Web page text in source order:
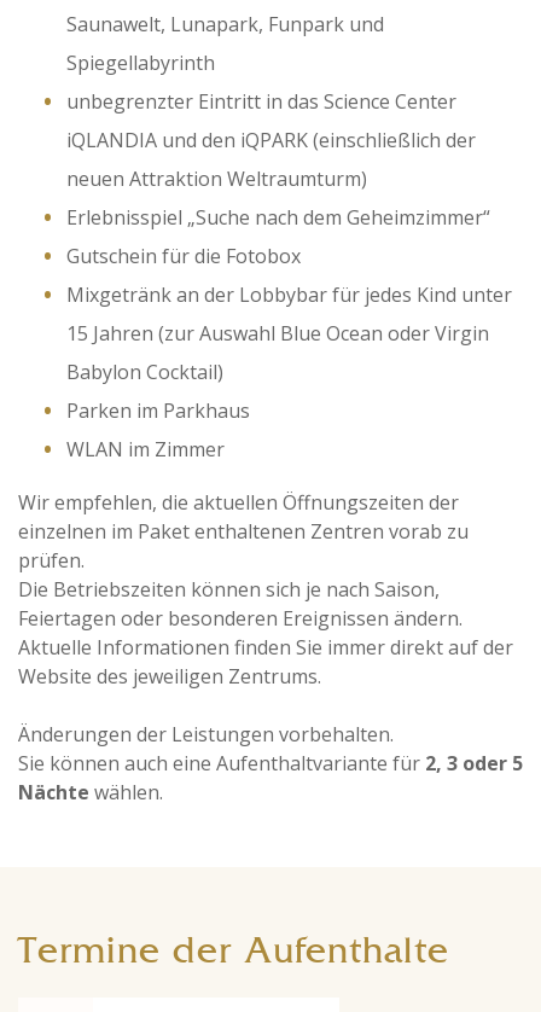
Saunawelt, Lunapark, Funpark und
Spiegellabyrinth
unbegrenzter Eintritt in das Science Center
iQLANDIA und den iQPARK (einschließlich der
neuen Attraktion Weltraumturm)
Erlebnisspiel „Suche nach dem Geheimzimmer“
Gutschein für die Fotobox
Mixgetränk an der Lobbybar für jedes Kind unter
15 Jahren (zur Auswahl Blue Ocean oder Virgin
Babylon Cocktail)
Parken im Parkhaus
WLAN im Zimmer
Wir empfehlen, die aktuellen Öffnungszeiten der
einzelnen im Paket enthaltenen Zentren vorab zu
prüfen.
Die Betriebszeiten können sich je nach Saison,
Feiertagen oder besonderen Ereignissen ändern.
Aktuelle Informationen finden Sie immer direkt auf der
Website des jeweiligen Zentrums.
Änderungen der Leistungen vorbehalten.
Sie können auch eine Aufenthaltvariante für 2, 3 oder 5
Nächte wählen.
Termine der Aufenthalte